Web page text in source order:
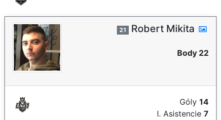
21 Robert Mikita
Body 22
Góly 14
I. Asistencie 7